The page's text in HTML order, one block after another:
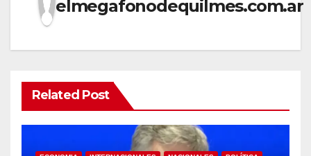
elmegafonodequilmes.com.ar
Related Post